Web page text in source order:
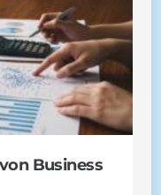
Business